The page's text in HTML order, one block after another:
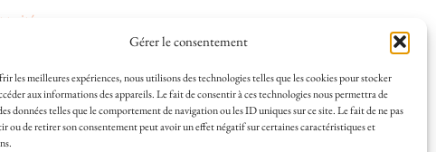
Gérer le consentement
les meilleures expériences, nous utilisons des technologies telles que les cookies pour stocker
aux informations des appareils. Le fait de consentir à ces technologies nous permettra de
données telles que le comportement de navigation ou les ID uniques sur ce site. Le fait de ne pas
ou de retirer son consentement peut avoir un effet négatif sur certaines caractéristiques et
et la vie à La Rochelle, où je vis depuis plusieurs
en solo ou à plusieurs, et mes meilleures adresses